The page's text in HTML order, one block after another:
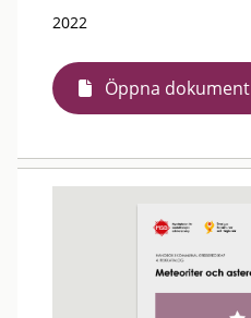
2022
Öppna dokument